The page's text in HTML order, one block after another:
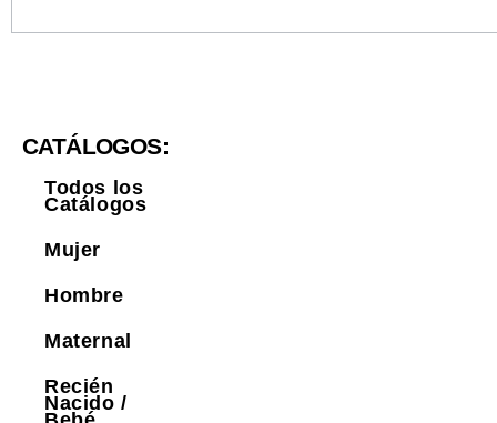
CATÁLOGOS:
Todos los
Catálogos
Mujer
Hombre
Maternal
Recién
Nacido /